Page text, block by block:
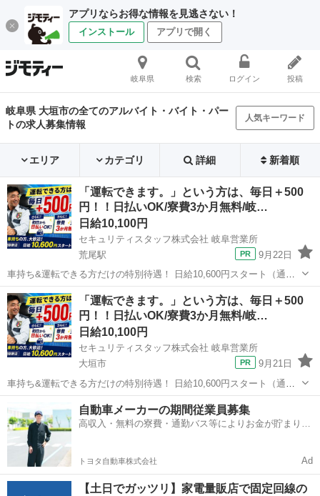
アプリならお得な情報を見逃さない！
インストール アプリで開く
岐阜県 検索 ログイン 投稿
岐阜県 大垣市の全てのアルバイト・バイト・パー
トの求人募集情報
人気キーワード
エリア カテゴリ 詳細 新着順
「運転できます。」という方は、毎日＋500
円！！日払いOK/寮費3か月無料/岐…
日給10,100円
セキュリティスタッフ株式会社 岐阜営業所
荒尾駅
9月22日
車持ち&運転できる方だけの特別待遇！ 日給10,600円スタート（通常
10,100円より500円UP） 車を持っていて、運転してくれる。 それだけ
で、月給274,600円～のスタートです★ ＜車持ちの方はメリット多数
あり...
岐阜 大垣市 荒尾駅 警備員
「運転できます。」という方は、毎日＋500
円！！日払いOK/寮費3か月無料/岐…
日給10,100円
セキュリティスタッフ株式会社 岐阜営業所
大垣市
9月21日
車持ち&運転できる方だけの特別待遇！ 日給10,600円スタート（通常
10,100円より500円UP） 車を持っていて、運転してくれる。 それだけ
で、月給274,600円～のスタートです★ ＜車持ちの方はメリット多数
あり...
警備員
自動車メーカーの期間従業員募集
高収入・無料の寮費・通勤バス等によりお金が貯まりや
トヨタ自動車株式会社 Ad
【土日でガッツリ】家電量販店で固定回線の